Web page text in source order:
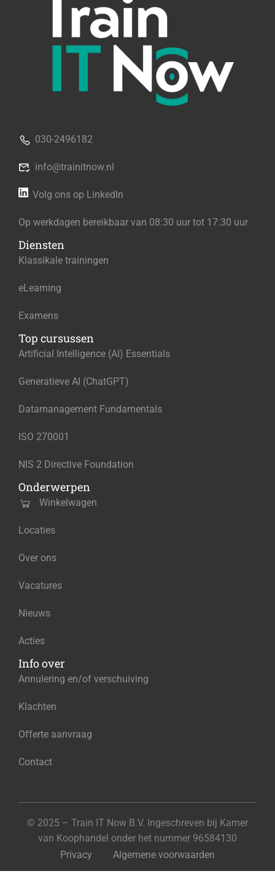
030-2496182
info@trainitnow.nl
Volg ons op LinkedIn
Op werkdagen bereikbaar van 08:30 uur tot 17:30 uur
Diensten
Klassikale trainingen
eLearning
Examens
Top cursussen
Artificial Intelligence (AI) Essentials
Generatieve AI (ChatGPT)
Datamanagement Fundamentals
ISO 270001
NIS 2 Directive Foundation
Onderwerpen
Winkelwagen
Locaties
Over ons
Vacatures
Nieuws
Acties
Info over
Annulering en/of verschuiving
Klachten
Offerte aanvraag
Contact
© 2025 – Train IT Now B.V. Ingeschreven bij Kamer
van Koophandel onder het nummer 96584130
Privacy
Algemene voorwaarden